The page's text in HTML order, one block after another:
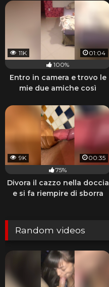
11K
01:04
100%
Entro in camera e trovo le
mie due amiche così
9K
00:35
75%
Divora il cazzo nella doccia
e si fa riempire di sborra
Random videos